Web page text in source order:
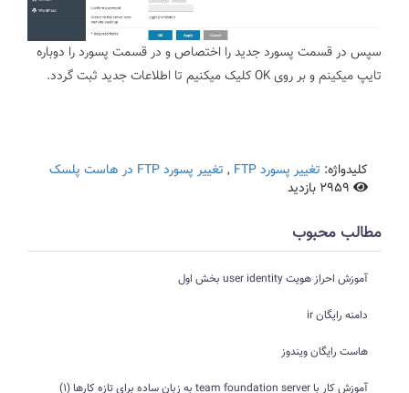
سپس در قسمت پسورد جدید را اختصاص و در قسمت پسورد را دوباره
تایپ میکینم و بر روی OK کلیک میکنیم تا اطلاعات جدید ثبت گردد.
کلیدواژه: تغییر پسورد FTP , تغییر پسورد FTP در هاست پلسک
2959 بازدید
مطالب محبوب
آموزش احراز هویت user identity بخش اول
دامنه رایگان ir
هاست رایگان ویندوز
آموزش کار با team foundation server به زبان ساده برای تازه کارها (1)